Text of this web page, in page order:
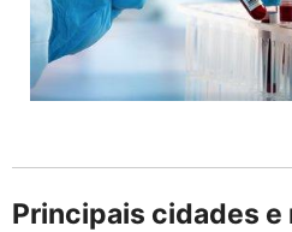
Principais cidades e